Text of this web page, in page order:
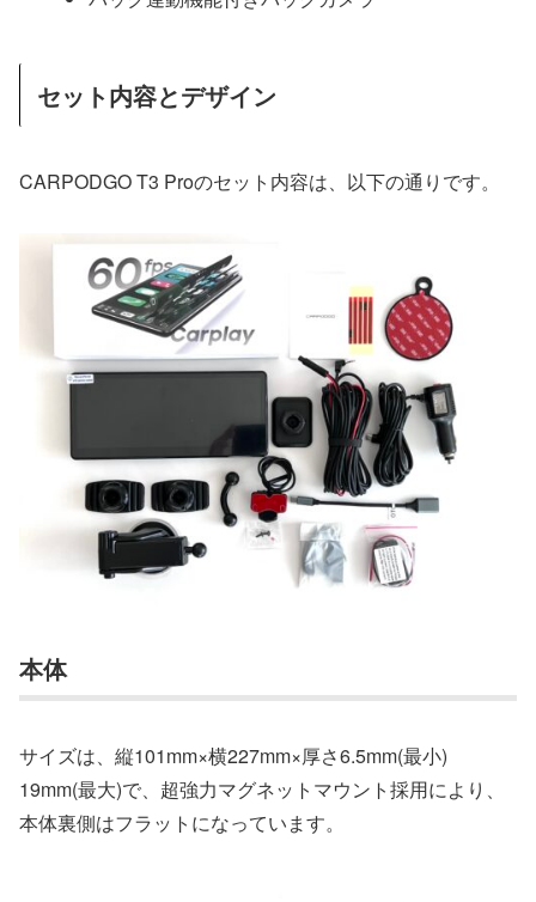
セット内容とデザイン
CARPODGO T3 Proのセット内容は、以下の通りです。
本体
サイズは、縦101mm×横227mm×厚さ6.5mm(最小)
19mm(最大)で、超強力マグネットマウント採用により、
本体裏側はフラットになっています。